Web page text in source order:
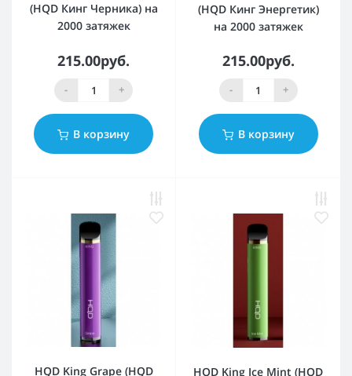
(HQD Кинг Черника) на
2000 затяжек
215.00руб.
- +
В корзину
(HQD Кинг Энергетик)
на 2000 затяжек
215.00руб.
- +
В корзину
HQD King Grape (HQD HQD King Ice Mint (HQD